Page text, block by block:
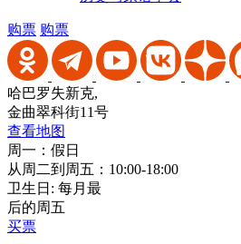
购票 购票
哈巴罗失新克,
金曲翠科街11号
查看地图
周一：假日
从周二到周五：10:00-18:00
卫生日: 每月最
后的周五
买票